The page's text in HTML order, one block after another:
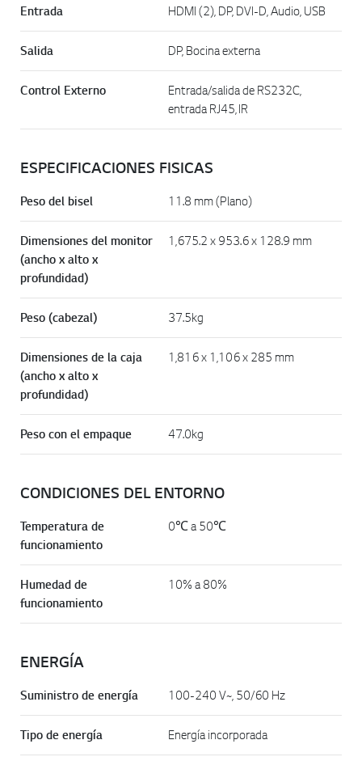
Entrada HDMI (2), DP, DVI-D, Audio, USB
Salida DP, Bocina externa
Control Externo
Entrada/salida de RS232C,
entrada RJ45, IR
ESPECIFICACIONES FISICAS
Peso del bisel 11.8 mm (Plano)
Dimensiones del monitor
(ancho x alto x
profundidad)
1,675.2 x 953.6 x 128.9 mm
Peso (cabezal) 37.5kg
Dimensiones de la caja
(ancho x alto x
profundidad)
1,816 x 1,106 x 285 mm
Peso con el empaque 47.0kg
CONDICIONES DEL ENTORNO
Temperatura de
funcionamiento
0℃ a 50℃
Humedad de
funcionamiento
10% a 80%
ENERGÍA
Suministro de energía 100-240 V~, 50/60 Hz
Tipo de energía Energía incorporada